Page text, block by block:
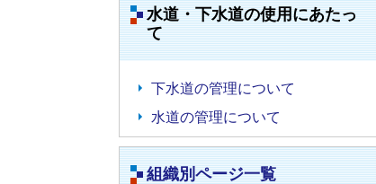
水道・下水道の使用にあたっ
て
下水道の管理について
水道の管理について
組織別ページ一覧